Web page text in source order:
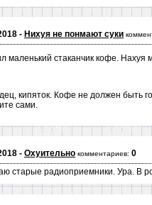
- Нихуя не понмают суки
маленький стаканчик кофе. Нахуя
кипяток. Кофе не должен быть
сами.
- Охуительно комментариев: 0
старые радиоприемники. Ура. В